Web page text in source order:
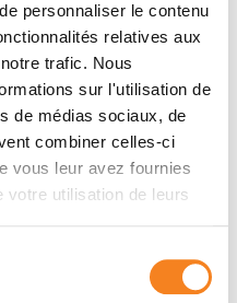
personnaliser le contenu
relatives aux
trafic. Nous
sur l'utilisation de
de médias sociaux, de
combiner celles-ci
vous leur avez fournies
votre utilisation de leurs